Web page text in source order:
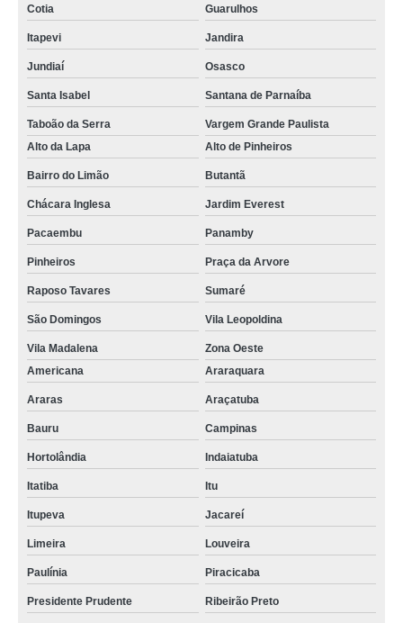
Cotia Guarulhos
Itapevi Jandira
Jundiaí Osasco
Santa Isabel Santana de Parnaíba
Taboão da Serra
Vargem Grande Paulista
Alto da Lapa
Alto de Pinheiros
Bairro do Limão Butantã
Chácara Inglesa Jardim Everest
Pacaembu Panamby
Pinheiros Praça da Arvore
Raposo Tavares Sumaré
São Domingos Vila Leopoldina
Vila Madalena
Zona Oeste
Americana
Araraquara
Araras Araçatuba
Bauru Campinas
Hortolândia Indaiatuba
Itatiba Itu
Itupeva Jacareí
Limeira Louveira
Paulínia Piracicaba
Presidente Prudente Ribeirão Preto